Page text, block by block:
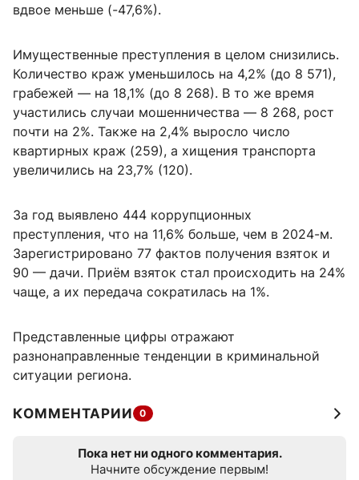
вдвое меньше (-47,6%).
Имущественные преступления в целом снизились.
Количество краж уменьшилось на 4,2% (до 8 571),
грабежей — на 18,1% (до 8 268). В то же время
участились случаи мошенничества — 8 268, рост
почти на 2%. Также на 2,4% выросло число
квартирных краж (259), а хищения транспорта
увеличились на 23,7% (120).
За год выявлено 444 коррупционных
преступления, что на 11,6% больше, чем в 2024-м.
Зарегистрировано 77 фактов получения взяток и
90 — дачи. Приём взяток стал происходить на 24%
чаще, а их передача сократилась на 1%.
Представленные цифры отражают
разнонаправленные тенденции в криминальной
ситуации региона.
КОММЕНТАРИИ 0
Пока нет ни одного комментария.
Начните обсуждение первым!